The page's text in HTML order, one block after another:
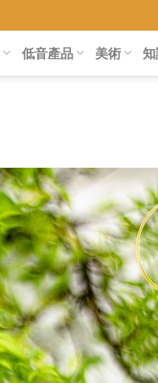
低音產品 美術